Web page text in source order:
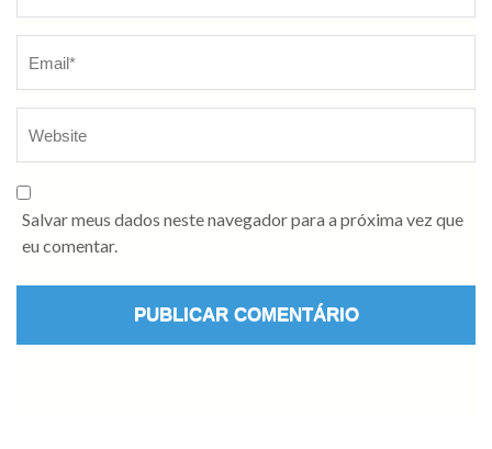
Salvar meus dados neste navegador para a próxima vez que
eu comentar.